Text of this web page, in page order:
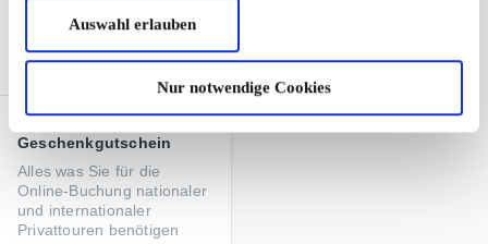
Auswahl erlauben
Nur notwendige Cookies
Geschenkgutschein
Alles was Sie für die
Online-Buchung nationaler
und internationaler
Privattouren benötigen